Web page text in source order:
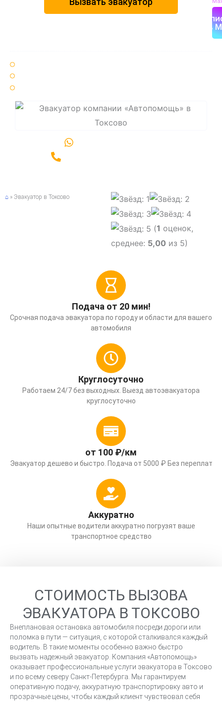
в
⌂ » Эвакуатор в Токсово
(1 оценок,
среднее: 5,00 из 5)
Подача от 20 мин!
Срочная подача эвакуатора по городу и области для вашего
автомобиля
Круглосуточно
Работаем 24/7 без выходных. Выезд автоэвакуатора
круглосуточно
от 100 ₽/км
Эвакуатор дешево и быстро. Подача от 5000 ₽ Без переплат
Аккуратно
Наши опытные водители аккуратно погрузят ваше
транспортное средство
СТОИМОСТЬ ВЫЗОВА
ЭВАКУАТОРА В ТОКСОВО
Внеплановая остановка автомобиля посреди дороги или
поломка в пути — ситуация, с которой сталкивался каждый
водитель. В такие моменты особенно важно быстро
вызвать надежный эвакуатор. Компания «Автопомощь»
оказывает профессиональные услуги эвакуатора в Токсово
и по всему северу Санкт-Петербурга. Мы гарантируем
оперативную подачу, аккуратную транспортировку авто и
прозрачные цены, чтобы каждый клиент чувствовал себя